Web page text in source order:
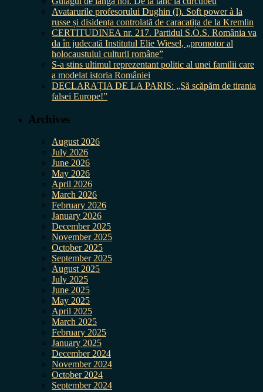
Avatarurile profesorului Dughin (I). Soft power à la
russe și disidența controlată de caracatița de la Kremlin
CERTITUDINEA nr. 217. Partidul S.O.S. România va
da în judecată Institutul Elie Wiesel, „promotor al
holocaustului culturii române”
S-a stins ultimul reprezentant politic al unei familii care
a modelat istoria României
DECLARAȚIA DE LA PARIS: „Să scăpăm de tirania
falsei Europe!”
Archives
August 2026
July 2026
June 2026
May 2026
April 2026
March 2026
February 2026
January 2026
December 2025
November 2025
October 2025
September 2025
August 2025
July 2025
June 2025
May 2025
April 2025
March 2025
February 2025
January 2025
December 2024
November 2024
October 2024
September 2024